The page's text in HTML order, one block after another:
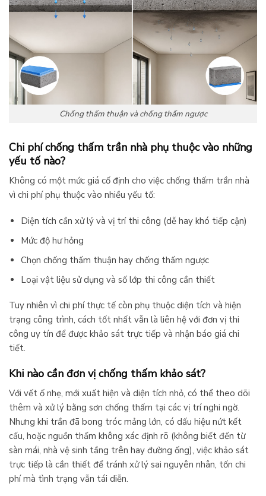
Chống thấm thuận và chống thấm ngược
Chi phí chống thấm trần nhà phụ thuộc vào những
yếu tố nào?
Không có một mức giá cố định cho việc chống thấm trần nhà
vì chi phí phụ thuộc vào nhiều yếu tố:
Diện tích cần xử lý và vị trí thi công (dễ hay khó tiếp cận)
Mức độ hư hỏng
Chọn chống thấm thuận hay chống thấm ngược
Loại vật liệu sử dụng và số lớp thi công cần thiết
Tuy nhiên vì chi phí thực tế còn phụ thuộc diện tích và hiện
trạng công trình, cách tốt nhất vẫn là liên hệ với đơn vị thi
công uy tín để được khảo sát trực tiếp và nhận báo giá chi
tiết.
Khi nào cần đơn vị chống thấm khảo sát?
Với vết ố nhẹ, mới xuất hiện và diện tích nhỏ, có thể theo dõi
thêm và xử lý bằng sơn chống thấm tại các vị trí nghi ngờ.
Nhưng khi trần đã bong tróc mảng lớn, có dấu hiệu nứt kết
cấu, hoặc nguồn thấm không xác định rõ (không biết đến từ
sàn mái, nhà vệ sinh tầng trên hay đường ống), việc khảo sát
trực tiếp là cần thiết để tránh xử lý sai nguyên nhân, tốn chi
phí mà tình trạng vẫn tái diễn.